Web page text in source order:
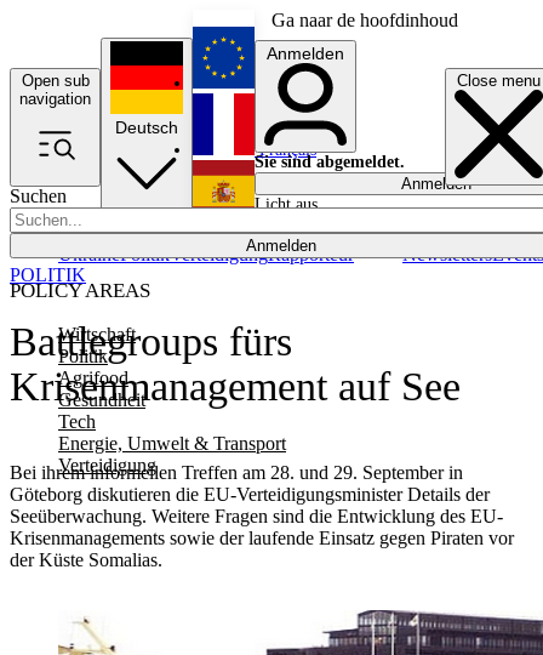
Ga naar de hoofdinhoud
Open sub
navigation
Close menu
Suchen
Anmelden
POLICY AREAS
Wirtschaft
Politik
Agrifood
Gesundheit
Tech
Energie, Umwelt & Transport
Verteidigung
UkrainePolitikVerteidigungRapporteur NewslettersEvents
Deutsch
English
Français
Anmelden
Sie sind abgemeldet.
Anmelden
Licht aus
Battlegroups fürs
Krisenmanagement auf See
Bei ihrem informellen Treffen am 28. und 29. September in
Göteborg diskutieren die EU-Verteidigungsminister Details der
Seeüberwachung. Weitere Fragen sind die Entwicklung des EU-
Krisenmanagements sowie der laufende Einsatz gegen Piraten vor
der Küste Somalias.
POLITIK